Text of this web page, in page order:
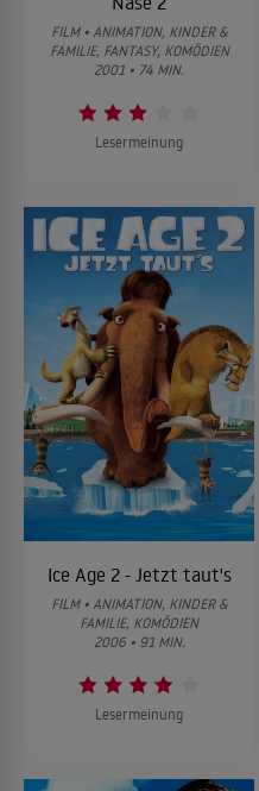
FILM • ANIMATION, KINDER &
FAMILIE, FANTASY, KOMÖDIEN
2001 • 74 MIN.
Lesermeinung
Ice Age 2 - Jetzt taut's
FILM • ANIMATION, KINDER &
FAMILIE, KOMÖDIEN
2006 • 91 MIN.
Lesermeinung